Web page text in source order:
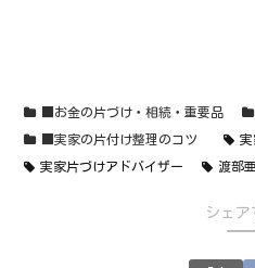
■お金の片づけ・相続・重要品
■実家の片付け整理のコツ 実
実家片づけアドバイザー 渡部
シェア